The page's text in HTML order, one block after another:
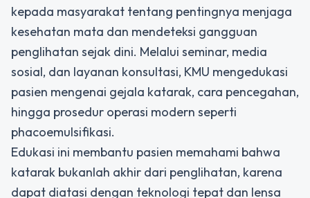
kepada masyarakat tentang pentingnya menjaga
kesehatan mata dan mendeteksi gangguan
penglihatan sejak dini. Melalui seminar, media
sosial, dan layanan konsultasi, KMU mengedukasi
pasien mengenai gejala katarak, cara pencegahan,
hingga prosedur operasi modern seperti
phacoemulsifikasi.
Edukasi ini membantu pasien memahami bahwa
katarak bukanlah akhir dari penglihatan, karena
dapat diatasi dengan teknologi tepat dan lensa